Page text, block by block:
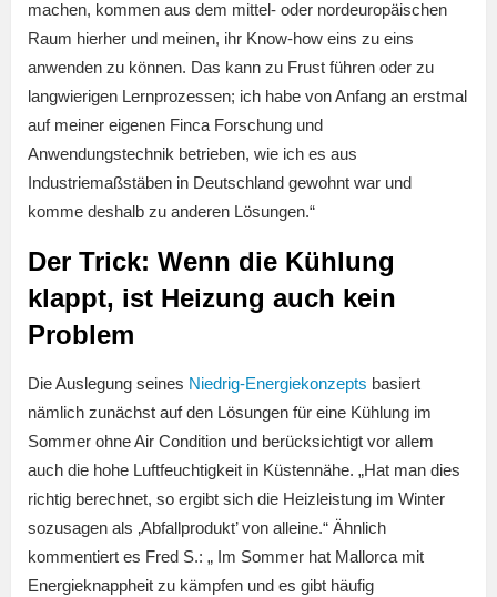
machen, kommen aus dem mittel- oder nordeuropäischen
Raum hierher und meinen, ihr Know-how eins zu eins
anwenden zu können. Das kann zu Frust führen oder zu
langwierigen Lernprozessen; ich habe von Anfang an erstmal
auf meiner eigenen Finca Forschung und
Anwendungstechnik betrieben, wie ich es aus
Industriemaßstäben in Deutschland gewohnt war und
komme deshalb zu anderen Lösungen.“
Der Trick: Wenn die Kühlung
klappt, ist Heizung auch kein
Problem
Die Auslegung seines Niedrig-Energiekonzepts basiert
nämlich zunächst auf den Lösungen für eine Kühlung im
Sommer ohne Air Condition und berücksichtigt vor allem
auch die hohe Luftfeuchtigkeit in Küstennähe. „Hat man dies
richtig berechnet, so ergibt sich die Heizleistung im Winter
sozusagen als ‚Abfallprodukt’ von alleine.“ Ähnlich
kommentiert es Fred S.: „ Im Sommer hat Mallorca mit
Energieknappheit zu kämpfen und es gibt häufig